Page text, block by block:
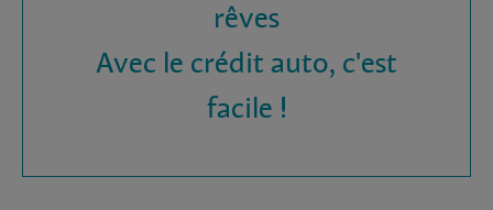
rêves
Avec le crédit auto, c'est
facile !